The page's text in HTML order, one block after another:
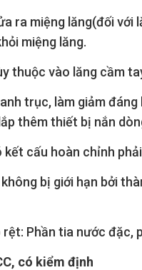
ra miệng lăng(đối với
miệng lăng.
thuộc vào lăng cầm
trục, làm giảm
thêm thiết bị nắn
cấu hoàn chỉnh
bị giới hạn bởi
Phần tia nước đặc,
có kiểm định